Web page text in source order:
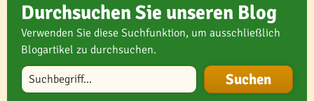
Durchsuchen Sie unseren Blog
Verwenden Sie diese Suchfunktion, um ausschließlich
Blogartikel zu durchsuchen.
Blog durchsuchen